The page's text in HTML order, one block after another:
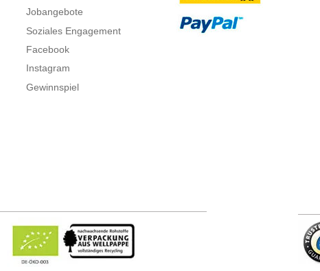
Jobangebote
Soziales Engagement
Facebook
Instagram
Gewinnspiel